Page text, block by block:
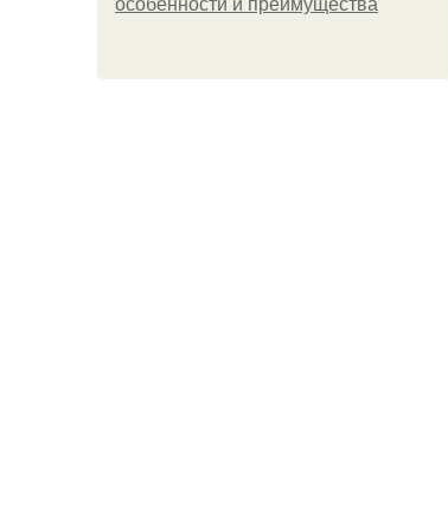
особенности и преимущества